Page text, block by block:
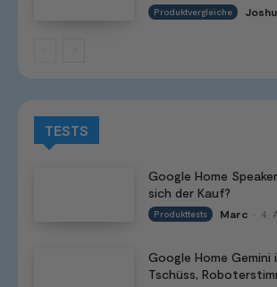
Produktvergleiche
TESTS
Google Home
sich der Kauf?
Produkttests Marc 4.
Google Home Gemini
Tschüss,